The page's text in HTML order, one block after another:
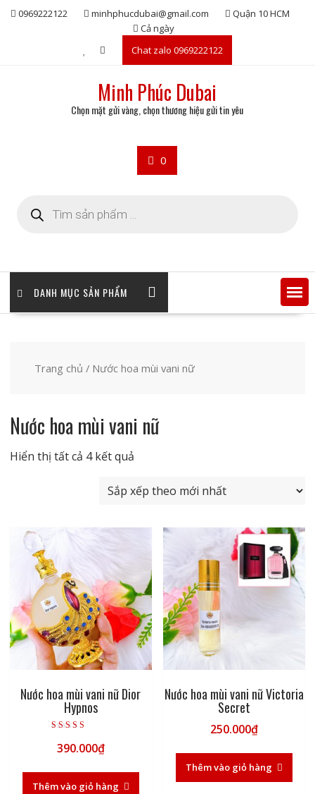
Skip0969222122 minhphucdubai@gmail.com
Quận 10 HCM
Cả ngày
Chat zalo 0969222122
Minh Phúc Dubai
Chọn mặt gửi vàng, chọn thương hiệu gửi tin yêu
0
kiếm
sản
DANH MỤC SẢN PHẨM
Trang chủ / Nước hoa mùi vani nữ
Nước hoa mùi vani nữ
Hiển thị tất cả 4 kết quảĐã
xếp
mới
Nước hoa mùi vani nữ Dior
Hypnos
5.00
5 sao
390.000₫
Thêm vào giỏ hàng
Nước hoa mùi vani nữ Victoria
Secret
250.000₫
Thêm vào giỏ hàng